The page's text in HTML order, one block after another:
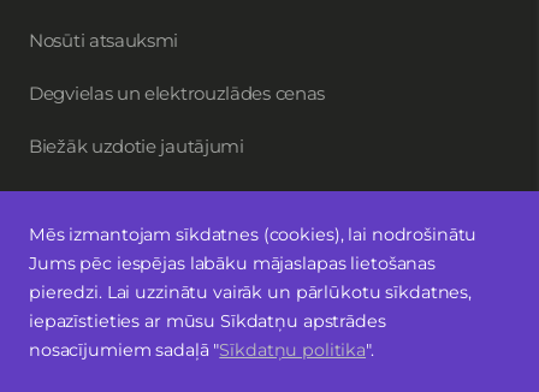
Mēs izmantojam sīkdatnes (cookies), lai nodrošinātu
Jums pēc iespējas labāku mājaslapas lietošanas
pieredzi. Lai uzzinātu vairāk un pārlūkotu sīkdatnes,
iepazīstieties ar mūsu Sīkdatņu apstrādes
nosacījumiem sadaļā "Sīkdatņu politika".
Nosūti atsauksmi
Degvielas un elektrouzlādes cenas
Biežāk uzdotie jautājumi
Piesakies jaunumiem
Seko mums